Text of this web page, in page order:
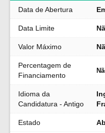
Data de Abertura
Data Limite
Valor Máximo
Percentagem de
Financiamento
Idioma da
Candidatura - Antigo
Estado